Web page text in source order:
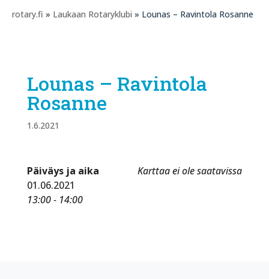
rotary.fi » Laukaan Rotaryklubi » Lounas – Ravintola Rosanne
Lounas – Ravintola
Rosanne
1.6.2021
Karttaa ei ole saatavissa
Päiväys ja aika
01.06.2021
13:00 - 14:00